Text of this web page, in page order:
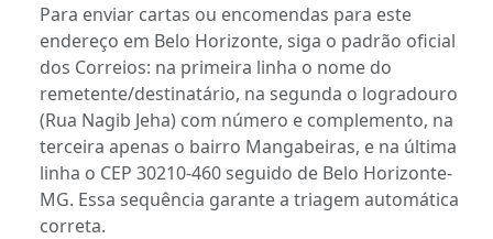
Para enviar cartas ou encomendas para este
endereço em Belo Horizonte, siga o padrão oficial
dos Correios: na primeira linha o nome do
remetente/destinatário, na segunda o logradouro
(Rua Nagib Jeha) com número e complemento, na
terceira apenas o bairro Mangabeiras, e na última
linha o CEP 30210-460 seguido de Belo Horizonte-
MG. Essa sequência garante a triagem automática
correta.